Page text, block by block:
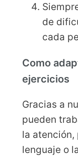
de
cada
Como
ejercicios
Gracias a
pueden
la
lenguaje o